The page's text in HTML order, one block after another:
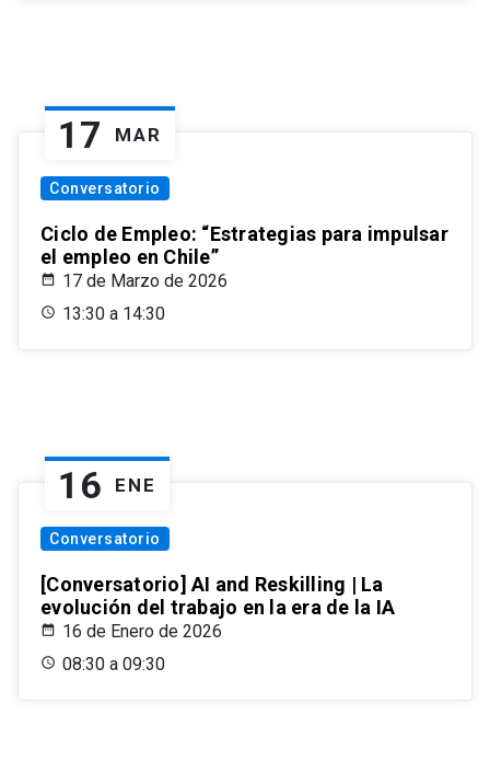
17 MAR
Conversatorio
Ciclo de Empleo: “Estrategias para impulsar
el empleo en Chile”
17 de Marzo de 2026
13:30 a 14:30
16 ENE
Conversatorio
[Conversatorio] AI and Reskilling | La
evolución del trabajo en la era de la IA
16 de Enero de 2026
08:30 a 09:30